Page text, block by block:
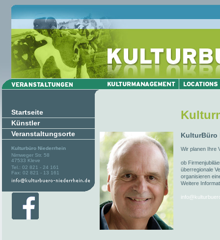
Startseite
Künstler
Veranstaltungsorte
Kulturbüro Niederrhein
Nimweger Str. 58
47533 Kleve
Tel.: 02 821 - 24 161
Fax: 02 821 - 13 161
KulturBüro
Wir planen Ihre
ob
überregionale
organisieren
Weitere